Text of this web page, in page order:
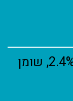
לחות 8%, חלבון 29%, סיבים 2.4%, שומן